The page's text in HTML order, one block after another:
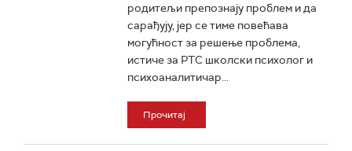
родитељи препознају проблем и да
сарађују, јер се тиме повећава
могућност за решење проблема,
истиче за РТС школски психолог и
психоаналитичар...
Прочитај